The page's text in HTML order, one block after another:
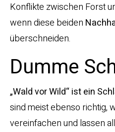
Konflikte zwischen Forst
wenn diese beiden
überschneiden.
Dumme
„Wald vor Wild“ ist ein
sind meist ebenso richtig,
vereinfachen und lassen